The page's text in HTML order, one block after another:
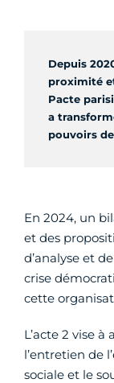
Depuis
proximité
Pacte
a
pouvoirs
En 2024, un
et des
d’analyse et
crise
cette
L’acte 2 vise
l’entretien de
sociale et le